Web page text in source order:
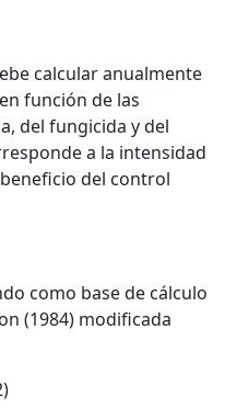
calcular anualmente
función de las
del fungicida y del
a la intensidad
del control
como base de cálculo
(1984) modificada